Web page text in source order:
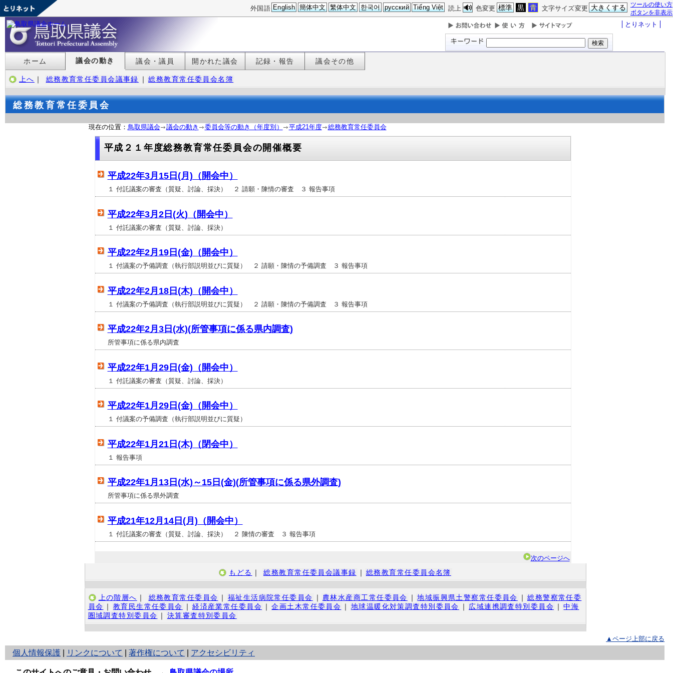
ツールの使い方
ボタンを非表示
文字サイズ変更 大きくする
色変更 標準 黒 青
読上
外国語 English 簡体中文 繁体中文 한국어 русский Tiếng Việt
とりネット
ホーム 議会の動き 議会・議員 開かれた議会 記録・報告 議会その他
上へ ｜ 総務教育常任委員会議事録 ｜ 総務教育常任委員会名簿
総務教育常任委員会
現在の位置： 鳥取県議会 議会の動き 委員会等の動き（年度別） 平成21年度 総務教育常任委員会
平成２１年度総務教育常任委員会の開催概要
平成22年3月15日(月)（開会中）
１ 付託議案の審査（質疑、討論、採決） ２ 請願・陳情の審査 ３ 報告事項
平成22年3月2日(火)（開会中）
１ 付託議案の審査（質疑、討論、採決）
平成22年2月19日(金)（開会中）
１ 付議案の予備調査（執行部説明並びに質疑） ２ 請願・陳情の予備調査 ３ 報告事項
平成22年2月18日(木)（開会中）
１ 付議案の予備調査（執行部説明並びに質疑） ２ 請願・陳情の予備調査 ３ 報告事項
平成22年2月3日(水)(所管事項に係る県内調査)
所管事項に係る県内調査
平成22年1月29日(金)（開会中）
１ 付託議案の審査（質疑、討論、採決）
平成22年1月29日(金)（開会中）
１ 付議案の予備調査（執行部説明並びに質疑）
平成22年1月21日(木)（閉会中）
１ 報告事項
平成22年1月13日(水)～15日(金)(所管事項に係る県外調査)
所管事項に係る県外調査
平成21年12月14日(月)（開会中）
１ 付託議案の審査（質疑、討論、採決） ２ 陳情の審査 ３ 報告事項
次のページへ
もどる ｜ 総務教育常任委員会議事録 ｜ 総務教育常任委員会名簿
上の階層へ ｜ 総務教育常任委員会 ｜ 福祉生活病院常任委員会 ｜ 農林水産商工常任委員会 ｜ 地域振興県土警察常任委員会 ｜ 総務警察常任委
員会 ｜ 教育民生常任委員会 ｜ 経済産業常任委員会 ｜ 企画土木常任委員会 ｜ 地球温暖化対策調査特別委員会 ｜ 広域連携調査特別委員会 ｜ 中海
圏域調査特別委員会 ｜ 決算審査特別委員会
▲ページ上部に戻る
個人情報保護
と
り
リンクについて 著作権について アクセシビリティ